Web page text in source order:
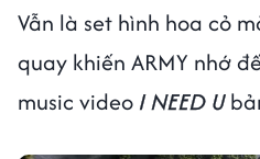
Vẫn là set hình hoa cỏ
quay khiến ARMY nhớ
music video I NEED U